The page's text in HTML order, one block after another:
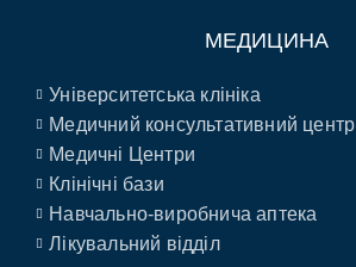
МЕДИЦИНА
Університетська клініка
Медичний консультативний центр
Медичні Центри
Клінічні бази
Навчально-виробнича аптека
Лікувальний відділ